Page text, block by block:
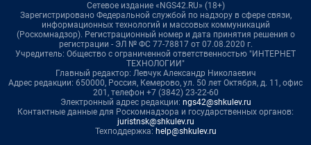
Сетевое издание «NGS42.RU» (18+)
Зарегистрировано Федеральной службой по надзору в сфере связи,
информационных технологий и массовых коммуникаций
(Роскомнадзор). Регистрационный номер и дата принятия решения о
регистрации - ЭЛ № ФС 77-78817 от 07.08.2020 г.
Учредитель: Общество с ограниченной ответственностью "ИНТЕРНЕТ
ТЕХНОЛОГИИ"
Главный редактор: Левчук Александр Николаевич
Адрес редакции: 650000, Россия, Кемерово, ул. 50 лет Октября, д. 11, офис
201, телефон +7 (3842) 23-22-60
Электронный адрес редакции: ngs42@shkulev.ru
Контактные данные для Роскомнадзора и государственных органов:
juristnsk@shkulev.ru
Техподдержка: help@shkulev.ru